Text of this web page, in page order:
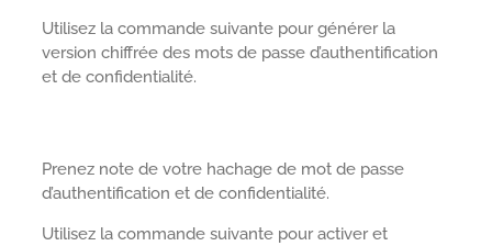
Utilisez la commande suivante pour générer la
version chiffrée des mots de passe d’authentification
et de confidentialité.
Prenez note de votre hachage de mot de passe
d’authentification et de confidentialité.
Utilisez la commande suivante pour activer et